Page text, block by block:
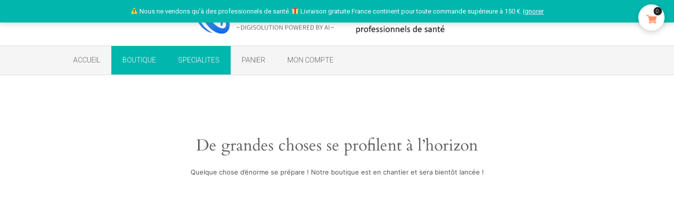
Nous ne vendons qu'à des professionnels de santé. Livraison gratuite France continent pour toute commande supérieure à 150 €.Ignorer
ACCUEIL BOUTIQUE SPECIALITES PANIER MON COMPTE
De grandes choses se profilent à l’horizon
Quelque chose d’énorme se prépare ! Notre boutique est en chantier et sera bientôt lancée !
0